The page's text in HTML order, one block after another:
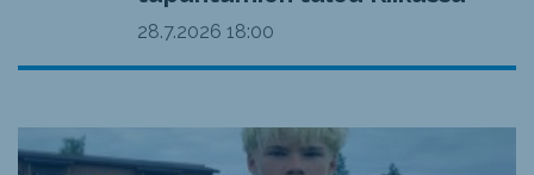
28.7.2026 18:00